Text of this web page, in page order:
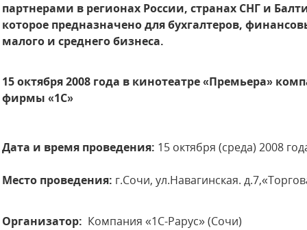
партнерами в регионах России, странах СНГ и
которое предназначено для бухгалтеров,
малого и среднего бизнеса.
15 октября 2008 года в кинотеатре «Премьера»
фирмы «1С»
Дата и время проведения: 15 октября (среда) 2008
Место проведения: г.Сочи, ул.Навагинская.
Организатор: Компания «1С-Рарус» (Сочи)